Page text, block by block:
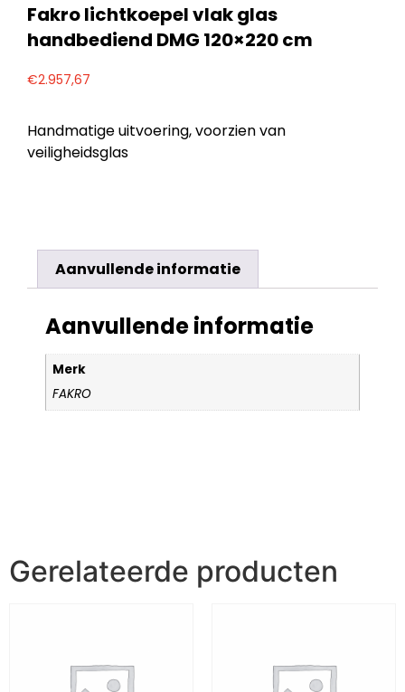
Fakro lichtkoepel vlak glas
handbediend DMG 120×220 cm
€2.957,67
Handmatige uitvoering, voorzien van
veiligheidsglas
Aanvullende informatie
Aanvullende informatie
Merk
FAKRO
Gerelateerde producten